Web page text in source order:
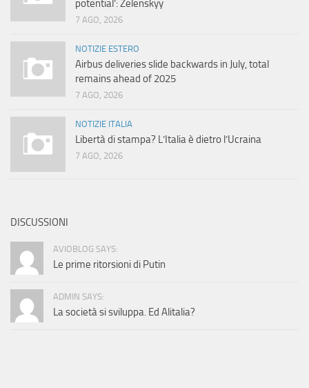
potential’: Zelenskyy
7 AGO, 2026
NOTIZIE ESTERO
Airbus deliveries slide backwards in July, total
remains ahead of 2025
7 AGO, 2026
NOTIZIE ITALIA
Libertà di stampa? L’Italia è dietro l’Ucraina
7 AGO, 2026
DISCUSSIONI
AVIOBLOG SAYS:
Le prime ritorsioni di Putin
ADMIN SAYS:
La società si sviluppa. Ed Alitalia?